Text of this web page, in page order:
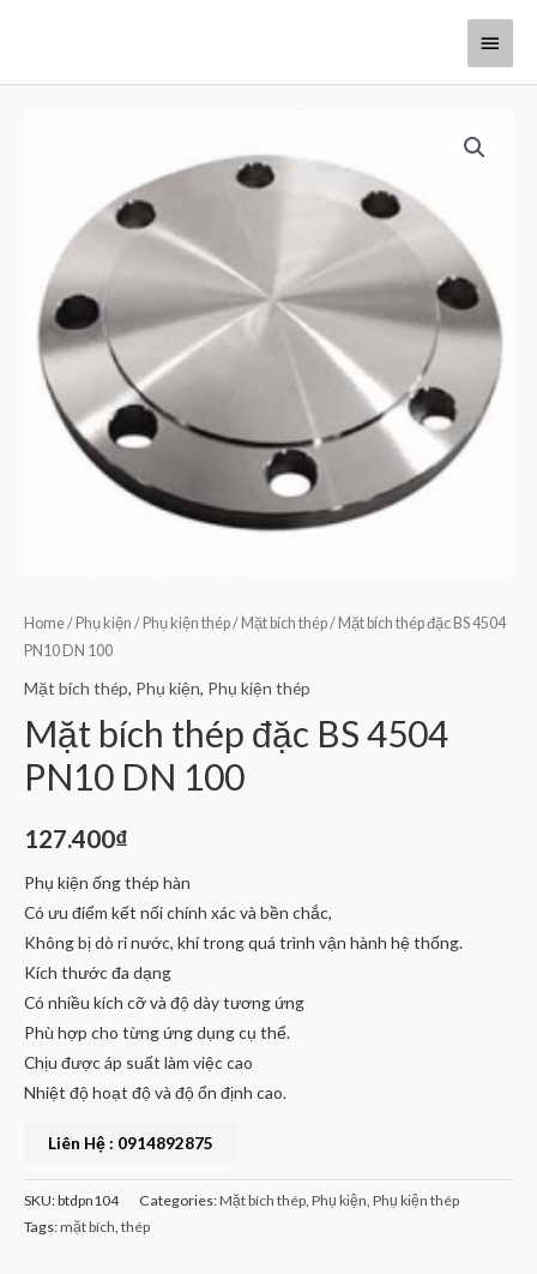
Home/ Phụ kiện / Phụ kiện thép/ Mặt bích thép/ Mặt bích thép đặc BS 4504
PN10 DN 100
Mặt bích thép, Phụ kiện, Phụ kiện thép
Mặt bích thép đặc BS 4504
PN10 DN 100
127.400₫
Phụ kiện ống thép hàn
Có ưu điểm kết nối chính xác và bền chắc,
Không bị dò rỉ nước, khí trong quá trình vận hành hệ thống.
Kích thước đa dạng
Có nhiều kích cỡ và độ dày tương ứng
Phù hợp cho từng ứng dụng cụ thể.
Chịu được áp suất làm việc cao
Nhiệt độ hoạt độ và độ ổn định cao.
Liên Hệ : 0914892875
SKU:btdpn104 Categories:Mặt bích thép, Phụ kiện, Phụ kiện thép
Tags:mặt bích, thép